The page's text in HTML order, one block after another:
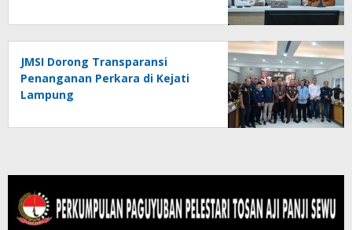
Tumbuh
JMSI Dorong Transparansi
Penanganan Perkara di Kejati
Lampung